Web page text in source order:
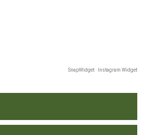
SnapWidget · Instagram Widget